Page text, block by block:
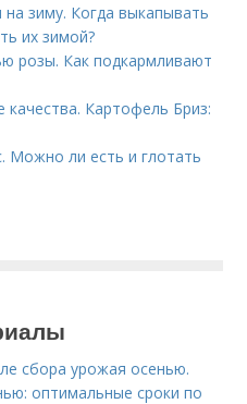
зиму. Когда выкапывать
их зимой?
розы. Как подкармливают
Картофель Бриз:
Можно ли есть и глотать
сбора урожая осенью.
оптимальные сроки по